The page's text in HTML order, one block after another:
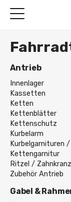
Antrieb
Innenlager
Kassetten
Ketten
Kettenblätter
Kettenschutz
Kurbelarm
Kurbelgarnituren /
Kettengarnitur
Ritzel / Zahnkranz
Zubehör Antrieb
Gabel &